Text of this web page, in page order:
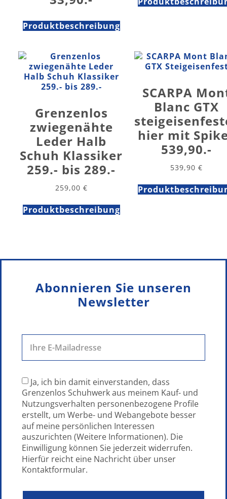
Produktbeschreibung
Grenzenlos
zwiegenähte
Leder Halb
Schuh Klassiker
259.- bis 289.-
259,00 €
Produktbeschreibung
SCARPA
Blanc GTX
hier mit
539,90.-
539,90€
Abonnieren Sie unseren
Newsletter
Ja, ich bin damit einverstanden, dass
Grenzenlos Schuhwerk aus meinem Kauf- und
Nutzungsverhalten personenbezogene Profile
erstellt, um Werbe- und Webangebote besser
auf meine persönlichen Interessen
auszurichten (Weitere Informationen). Die
Einwilligung können Sie jederzeit widerrufen.
Hierfür reicht eine Nachricht über unser
Kontaktformular.